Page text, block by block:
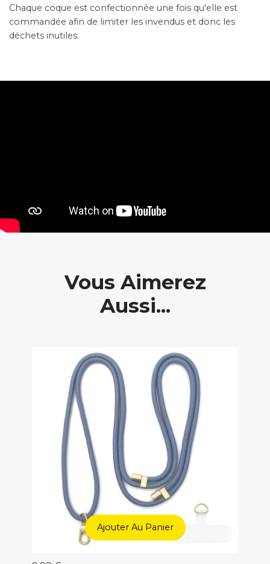
Chaque coque est confectionnée une fois qu'elle est
commandée afin de limiter les invendus et donc les
déchets inutiles.
Vous Aimerez
Aussi...
Ajouter Au Panier